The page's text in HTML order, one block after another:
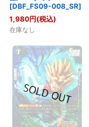
[DBF_FS09-008_SR]
1,980円(税込)
在庫なし